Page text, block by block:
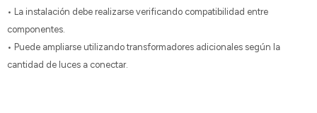
• La instalación debe realizarse verificando compatibilidad entre
componentes.
• Puede ampliarse utilizando transformadores adicionales según la
cantidad de luces a conectar.